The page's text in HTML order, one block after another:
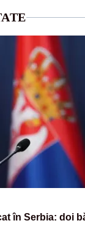
în Serbia: doi